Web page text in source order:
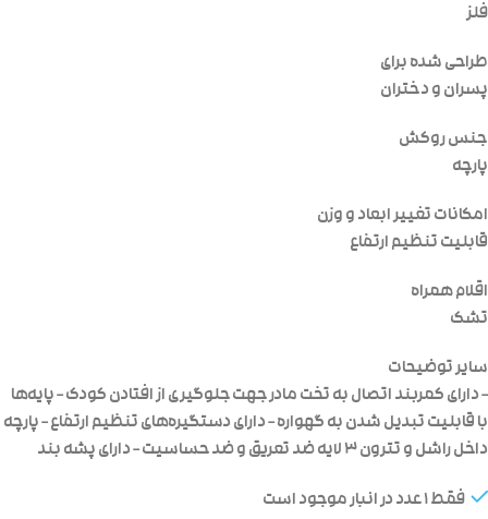
فلز
طراحی شده برای
پسران و دختران
جنس روکش
پارچه
امکانات تغییر ابعاد و وزن
قابلیت تنظیم ارتفاع
اقلام همراه
تشک
سایر توضیحات
– دارای کمربند اتصال به تخت مادر جهت جلوگیری از افتادن کودک – پایه‌ها
با قابلیت تبدیل شدن به گهواره – دارای دستگیره‌های تنظیم ارتفاع – پارچه
داخل راشل و تترون ۳ لایه ضد تعریق و ضد حساسیت – دارای پشه بند
فقط 1 عدد در انبار موجود است